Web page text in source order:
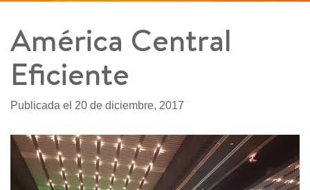
América Central
Eficiente
Publicada el 20 de diciembre, 2017